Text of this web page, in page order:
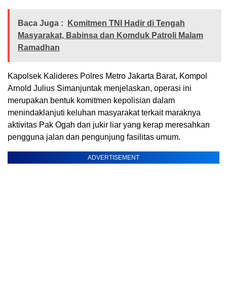
Baca Juga :
Komitmen TNI Hadir di Tengah
Masyarakat, Babinsa dan Komduk Patroli Malam
Ramadhan
Kapolsek Kalideres Polres Metro Jakarta Barat, Kompol
Arnold Julius Simanjuntak menjelaskan, operasi ini
merupakan bentuk komitmen kepolisian dalam
menindaklanjuti keluhan masyarakat terkait maraknya
aktivitas Pak Ogah dan jukir liar yang kerap meresahkan
pengguna jalan dan pengunjung fasilitas umum.
ADVERTISEMENT